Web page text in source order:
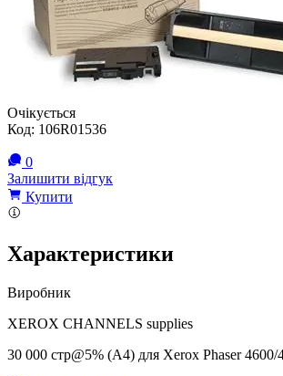
Очікується
Код: 106R01536
0
Залишити відгук
Купити
Характеристики
Виробник
XEROX CHANNELS supplies
30 000 стр@5% (A4) для Xerox Phaser 4600/